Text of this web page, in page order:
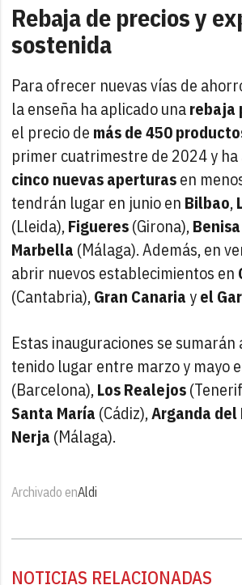
Rebaja de precios y
sostenida
Para ofrecer nuevas vías de
la enseña ha aplicado unarebaja
el precio de más de 450
primer cuatrimestre de 2024 y ha
cinco nuevas aperturasen
tendrán lugar en junio en Bilbao,
(Lleida),Figueres(Girona),Benisa
Marbella (Málaga). Además, en
abrir nuevos establecimientos en
(Cantabria),Gran Canariayel
Estas inauguraciones se sumarán
tenido lugar entre marzo y mayo
(Barcelona),Los Realejos
Santa María (Cádiz),Arganda del
Nerja (Málaga).
Archivado enAldi
NOTICIAS RELACIONADAS